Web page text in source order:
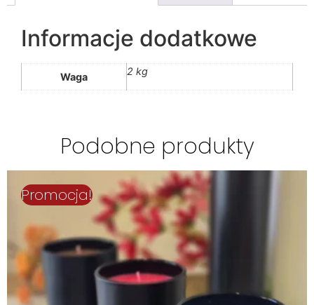
Informacje dodatkowe
Waga 2 kg
Podobne produkty
Promocja!